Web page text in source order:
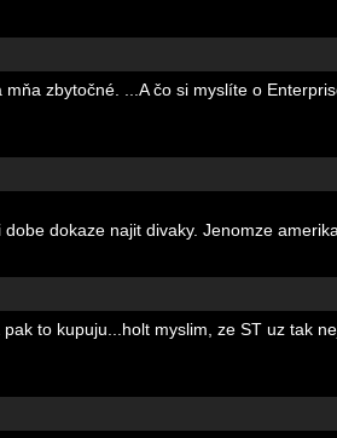
zbytočné. ...A čo si myslíte o
dokaze najit divaky. Jenomze
to kupuju...holt myslim, ze ST uz tak